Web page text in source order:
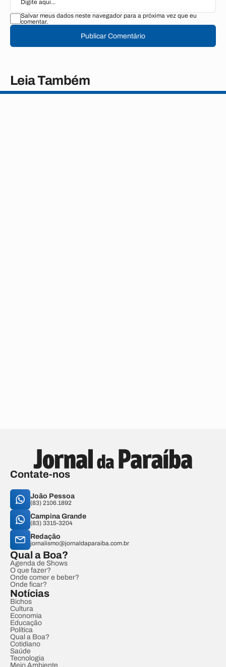
Salvar meus dados neste navegador para a próxima vez que eu
comentar.
Publicar Comentário
Leia Também
Contate-nos
João Pessoa
(83) 2106.1892
Campina Grande
(83) 3315-3204
Redação
jornalismo@jornaldaparaiba.com.br
Qual a Boa?
Agenda de Shows
O que fazer?
Onde comer e beber?
Onde ficar?
Notícias
Bichos
Cultura
Economia
Educação
Política
Qual a Boa?
Cotidiano
Saúde
Tecnologia
Meio Ambiente